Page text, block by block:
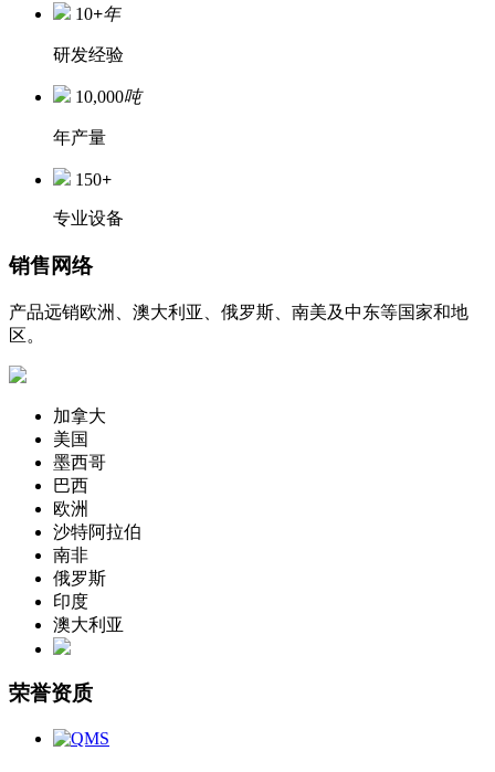
10+年
研发经验
10,000吨
年产量
150+
专业设备
销售网络
产品远销欧洲、澳大利亚、俄罗斯、南美及中东等国家和地
区。
加拿大
美国
墨西哥
巴西
欧洲
沙特阿拉伯
南非
俄罗斯
印度
澳大利亚
荣誉资质